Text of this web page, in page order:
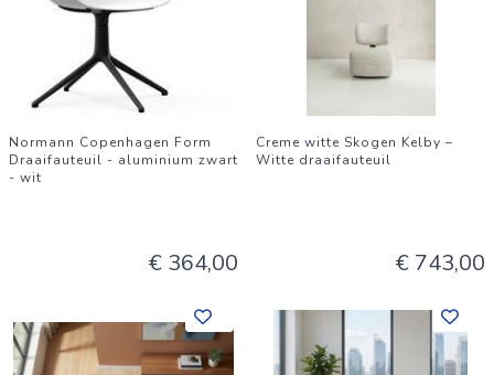
Normann Copenhagen Form
Draaifauteuil - aluminium zwart
- wit
€ 364,00
Creme witte Skogen Kelby –
Witte draaifauteuil
€ 743,00